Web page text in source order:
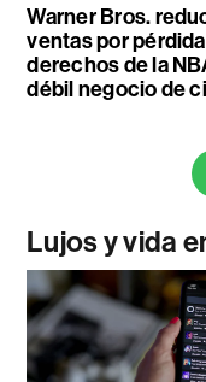
Warner Bros.
ventas por
derechos de la
débil negocio de
Lujos y vida